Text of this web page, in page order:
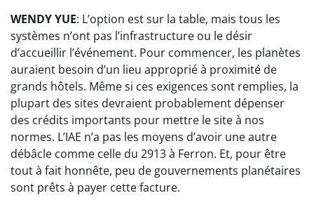
WENDY YUE: L’option est sur la table, mais tous les
systèmes n’ont pas l’infrastructure ou le désir
d’accueillir l’événement. Pour commencer, les planètes
auraient besoin d’un lieu approprié à proximité de
grands hôtels. Même si ces exigences sont remplies, la
plupart des sites devraient probablement dépenser
des crédits importants pour mettre le site à nos
normes. L’IAE n’a pas les moyens d’avoir une autre
débâcle comme celle du 2913 à Ferron. Et, pour être
tout à fait honnête, peu de gouvernements planétaires
sont prêts à payer cette facture.